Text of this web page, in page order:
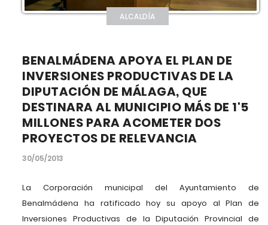
ALCALDÍA
BENALMÁDENA APOYA EL PLAN DE
INVERSIONES PRODUCTIVAS DE LA
DIPUTACIÓN DE MÁLAGA, QUE
DESTINARA AL MUNICIPIO MÁS DE 1'5
MILLONES PARA ACOMETER DOS
PROYECTOS DE RELEVANCIA
30/05/2013
La Corporación municipal del Ayuntamiento de
Benalmádena ha ratificado hoy su apoyo al Plan de
Inversiones Productivas de la Diputación Provincial de